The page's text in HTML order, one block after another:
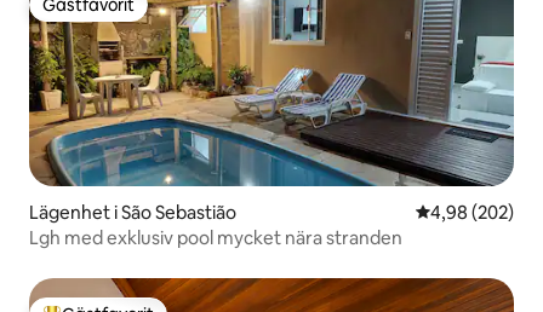
Gästfavorit
Gästfavorit
Lägenhet i São Sebastião 4,98 av 5 i
4,98 (202)
Lgh med exklusiv pool mycket nära stranden